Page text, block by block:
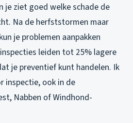
je ziet goed welke schade de
Na de herfststormen maar
je problemen aanpakken
leiden tot 25% lagere
je preventief kunt handelen. Ik
inspectie, ook in de
Nabben of Windhond-